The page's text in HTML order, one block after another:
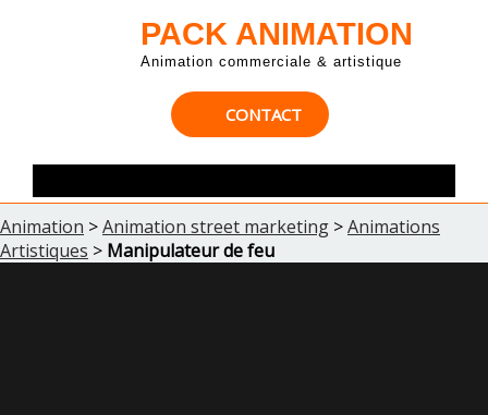
PACK ANIMATION
Animation commerciale & artistique
CONTACT
Animation >Animation street marketing >Animations
Artistiques > Manipulateur de feu